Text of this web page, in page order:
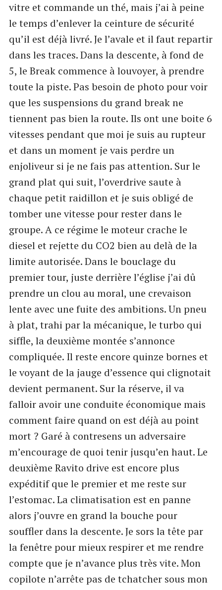
vitre et commande un thé, mais j’ai à peine
le temps d’enlever la ceinture de sécurité
qu’il est déjà livré. Je l’avale et il faut repartir
dans les traces. Dans la descente, à fond de
5, le Break commence à louvoyer, à prendre
toute la piste. Pas besoin de photo pour voir
que les suspensions du grand break ne
tiennent pas bien la route. Ils ont une boite 6
vitesses pendant que moi je suis au rupteur
et dans un moment je vais perdre un
enjoliveur si je ne fais pas attention. Sur le
grand plat qui suit, l’overdrive saute à
chaque petit raidillon et je suis obligé de
tomber une vitesse pour rester dans le
groupe. A ce régime le moteur crache le
diesel et rejette du CO2 bien au delà de la
limite autorisée. Dans le bouclage du
premier tour, juste derrière l’église j’ai dû
prendre un clou au moral, une crevaison
lente avec une fuite des ambitions. Un pneu
à plat, trahi par la mécanique, le turbo qui
siffle, la deuxième montée s’annonce
compliquée. Il reste encore quinze bornes et
le voyant de la jauge d’essence qui clignotait
devient permanent. Sur la réserve, il va
falloir avoir une conduite économique mais
comment faire quand on est déjà au point
mort ? Garé à contresens un adversaire
m’encourage de quoi tenir jusqu’en haut. Le
deuxième Ravito drive est encore plus
expéditif que le premier et me reste sur
l’estomac. La climatisation est en panne
alors j’ouvre en grand la bouche pour
souffler dans la descente. Je sors la tête par
la fenêtre pour mieux respirer et me rendre
compte que je n’avance plus très vite. Mon
copilote n’arrête pas de tchatcher sous mon